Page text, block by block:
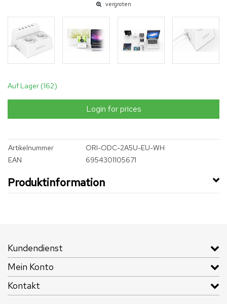
vergroten
Auf Lager (162)
Login for prices
Artikelnummer
ORI-ODC-2A5U-EU-WH
EAN
6954301105671
Produktinformation
Kundendienst
Mein Konto
Kontakt